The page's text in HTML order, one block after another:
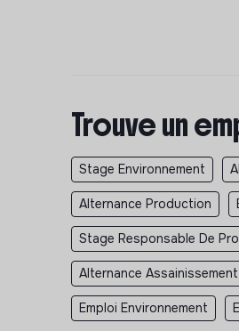
Trouve un
Stage Environnement
Alternance Production
Stage Responsable De
Alternance Assainissement
Emploi Environnement